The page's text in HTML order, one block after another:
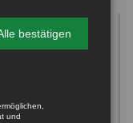
bestätigen
und